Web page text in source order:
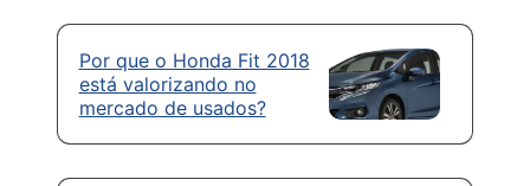
Por que o Honda Fit 2018
está valorizando no
mercado de usados?